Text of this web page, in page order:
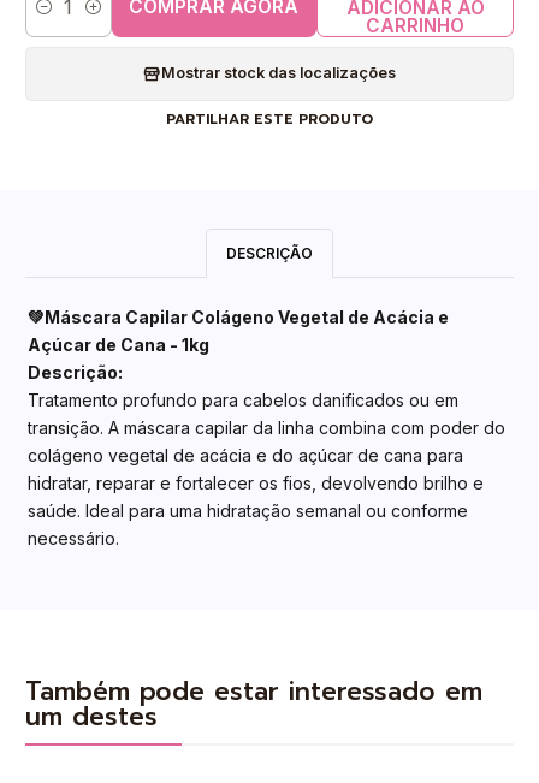
Quantidade ADICIONAR AO
CARRINHO
COMPRAR AGORA
Mostrar stock das localizações
PARTILHAR ESTE PRODUTO
DESCRIÇÃO
💚Máscara Capilar Colágeno Vegetal de Acácia e
Açúcar de Cana - 1kg
Descrição:
Tratamento profundo para cabelos danificados ou em
transição. A máscara capilar da linha combina com poder do
colágeno vegetal de acácia e do açúcar de cana para
hidratar, reparar e fortalecer os fios, devolvendo brilho e
saúde. Ideal para uma hidratação semanal ou conforme
necessário.
Também pode estar interessado em
um destes